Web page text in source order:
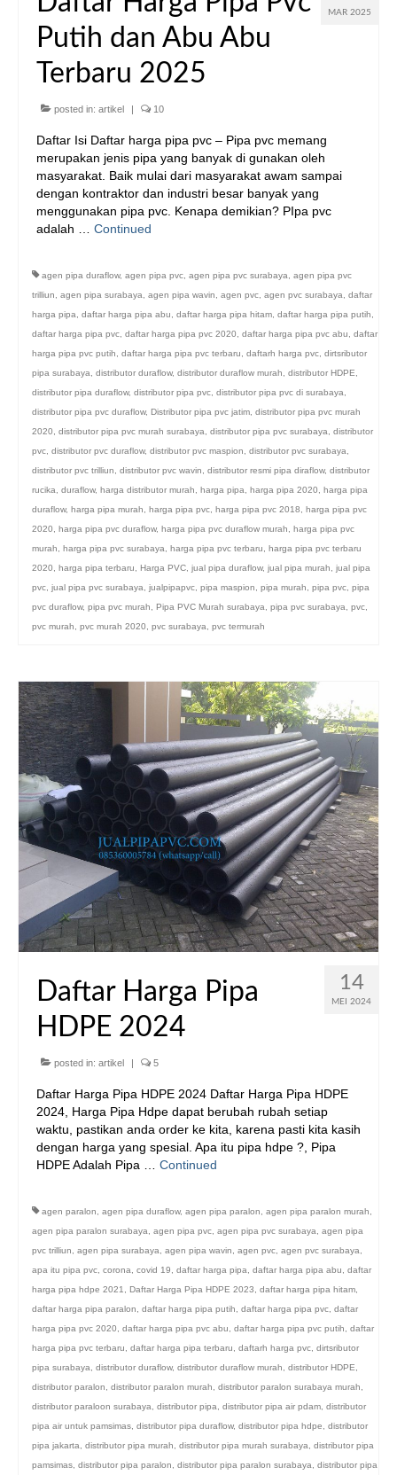
MAR 2025
Putih dan Abu Abu
Terbaru 2025
posted in: artikel 10
Daftar Isi Daftar harga pipa pvc – Pipa pvc memang
merupakan jenis pipa yang banyak di gunakan oleh
masyarakat. Baik mulai dari masyarakat awam sampai
dengan kontraktor dan industri besar banyak yang
menggunakan pipa pvc. Kenapa demikian? PIpa pvc
adalah … Continued
agen pipa duraflow, agen pipa pvc, agen pipa pvc surabaya, agen pipa pvc
trilliun, agen pipa surabaya, agen pipa wavin, agen pvc, agen pvc surabaya, daftar
harga pipa, daftar harga pipa abu, daftar harga pipa hitam, daftar harga pipa putih,
daftar harga pipa pvc, daftar harga pipa pvc 2020, daftar harga pipa pvc abu, daftar
harga pipa pvc putih, daftar harga pipa pvc terbaru, daftarh harga pvc, dirtsributor
pipa surabaya, distributor duraflow, distributor duraflow murah, distributor HDPE,
distributor pipa duraflow, distributor pipa pvc, distributor pipa pvc di surabaya,
distributor pipa pvc duraflow, Distributor pipa pvc jatim, distributor pipa pvc murah
2020, distributor pipa pvc murah surabaya, distributor pipa pvc surabaya, distributor
pvc, distributor pvc duraflow, distributor pvc maspion, distributor pvc surabaya,
distributor pvc trilliun, distributor pvc wavin, distributor resmi pipa diraflow, distributor
rucika, duraflow, harga distributor murah, harga pipa, harga pipa 2020, harga pipa
duraflow, harga pipa murah, harga pipa pvc, harga pipa pvc 2018, harga pipa pvc
2020, harga pipa pvc duraflow, harga pipa pvc duraflow murah, harga pipa pvc
murah, harga pipa pvc surabaya, harga pipa pvc terbaru, harga pipa pvc terbaru
2020, harga pipa terbaru, Harga PVC, jual pipa duraflow, jual pipa murah, jual pipa
pvc, jual pipa pvc surabaya, jualpipapvc, pipa maspion, pipa murah, pipa pvc, pipa
pvc duraflow, pipa pvc murah, Pipa PVC Murah surabaya, pipa pvc surabaya, pvc,
pvc murah, pvc murah 2020, pvc surabaya, pvc termurah
14
MEI 2024
Daftar Harga Pipa
HDPE 2024
posted in: artikel | 5
Daftar Harga Pipa HDPE 2024 Daftar Harga Pipa HDPE
2024, Harga Pipa Hdpe dapat berubah rubah setiap
waktu, pastikan anda order ke kita, karena pasti kita kasih
dengan harga yang spesial. Apa itu pipa hdpe ?, Pipa
HDPE Adalah Pipa … Continued
agen paralon agen pipa duraflow, agen pipa paralon agen pipa paralon murah
agen pipa paralon surabaya
agen pipa pvc agen pipa pvc surabaya
agen pipa
pvc trilliun
agen pipa surabaya agen pipa wavin agen pvc agen pvc surabaya
apa itu pipa pvc corona covid 19 daftar harga pipa daftar harga pipa abu
daftar
harga pipa hdpe 2021
Daftar Harga Pipa HDPE 2023 daftar harga pipa hitam
daftar harga pipa paralon
daftar harga pipa putih daftar harga pipa pvc daftar
harga pipa pvc 2020
daftar harga pipa pvc abu daftar harga pipa pvc putih
daftar
harga pipa pvc terbaru
daftar harga pipa terbaru daftarh harga pvc dirtsributor
pipa surabaya
distributor duraflow, distributor duraflow murah distributor HDPE
distributor paralon
distributor paralon murah distributor paralon surabaya murah
distributor paraloon surabaya
distributor pipa distributor pipa air pdam distributor
pipa air untuk pamsimas distributor pipa duraflow, distributor pipa hdpe
distributor
pipa jakarta
distributor pipa murah distributor pipa murah surabaya
distributor pipa
pamsimas distributor pipa paralon distributor pipa paralon surabaya
distributor pipa